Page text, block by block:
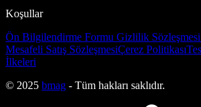
Koşullar
Ön Bilgilendirme Formu Gizlilik Sözleşmesi
Mesafeli Satış SözleşmesiÇerez Politikası
İlkeleri
© 2025 bmag - Tüm hakları saklıdır.